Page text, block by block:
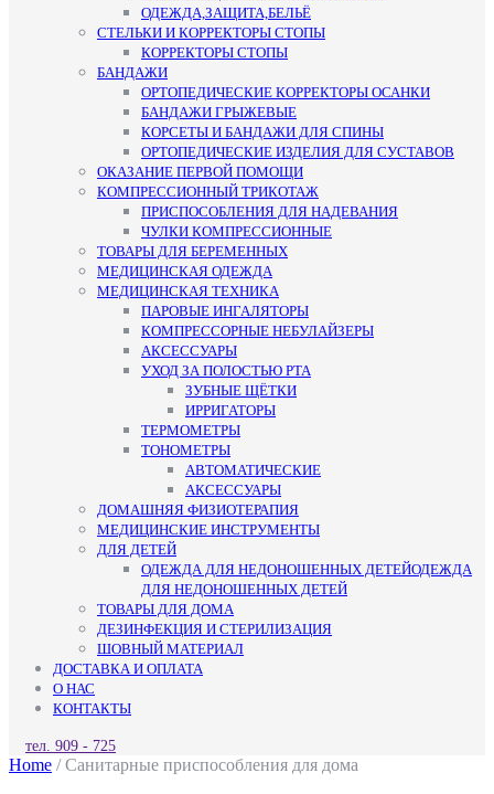
ОДЕЖДА,ЗАЩИТА,БЕЛЬЁ
СТЕЛЬКИ И КОРРЕКТОРЫ СТОПЫ
КОРРЕКТОРЫ СТОПЫ
БАНДАЖИ
ОРТОПЕДИЧЕСКИЕ КОРРЕКТОРЫ ОСАНКИ
БАНДАЖИ ГРЫЖЕВЫЕ
КОРСЕТЫ И БАНДАЖИ ДЛЯ СПИНЫ
ОРТОПЕДИЧЕСКИЕ ИЗДЕЛИЯ ДЛЯ СУСТАВОВ
ОКАЗАНИЕ ПЕРВОЙ ПОМОЩИ
КОМПРЕССИОННЫЙ ТРИКОТАЖ
ПРИСПОСОБЛЕНИЯ ДЛЯ НАДЕВАНИЯ
ЧУЛКИ КОМПРЕССИОННЫЕ
ТОВАРЫ ДЛЯ БЕРЕМЕННЫХ
МЕДИЦИНСКАЯ ОДЕЖДА
МЕДИЦИНСКАЯ ТЕХНИКА
ПАРОВЫЕ ИНГАЛЯТОРЫ
КОМПРЕССОРНЫЕ НЕБУЛАЙЗЕРЫ
АКСЕССУАРЫ
УХОД ЗА ПОЛОСТЬЮ РТА
ЗУБНЫЕ ЩЁТКИ
ИРРИГАТОРЫ
ТЕРМОМЕТРЫ
ТОНОМЕТРЫ
АВТОМАТИЧЕСКИЕ
АКСЕССУАРЫ
ДОМАШНЯЯ ФИЗИОТЕРАПИЯ
МЕДИЦИНСКИЕ ИНСТРУМЕНТЫ
ДЛЯ ДЕТЕЙ
ОДЕЖДА ДЛЯ НЕДОНОШЕННЫХ ДЕТЕЙОДЕЖДА
ДЛЯ НЕДОНОШЕННЫХ ДЕТЕЙ
ТОВАРЫ ДЛЯ ДОМА
ДЕЗИНФЕКЦИЯ И СТЕРИЛИЗАЦИЯ
ШОВНЫЙ МАТЕРИАЛ
ДОСТАВКА И ОПЛАТА
О НАС
КОНТАКТЫ
КНОПКА
ЗАКРЫТЬ
тел. 909 - 725
Home / Санитарные приспособления для дома